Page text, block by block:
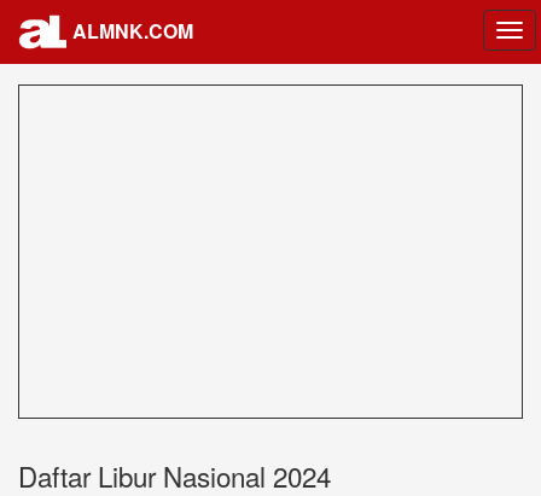
ALMNK.COM
Daftar Libur Nasional 2024